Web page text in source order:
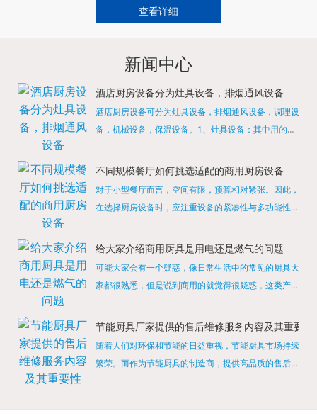
查看详细
新闻中心
酒店厨房设备分为灶具设备，排烟通风设备
酒店厨房设备可分为灶具设备，排烟通风设备，调理设
备，机械设备，保温设备。1、灶具设备：其中用的较
缺少的，经过相关检测证明的合格设备才能进行使用，
不同规模餐厅如何挑选适配的商用厨房设备
对于小型餐厅而言，空间有限，预算相对紧张。因此，
在选择厨房设备时，应注重设备的紧凑性与多功能性。
烹饪设备，既能节省空间，又能满足多样化的烹饪需
给大家介绍商用厨具是用电还是燃气的问题
可能大家会有一个疑惑，像日常生活中的常见的厨具大
家都很熟悉，但是说到商用的就觉得很疑惑，这类产品
店用的就是商用的吗?还真别说，真被大家猜对了，这
节能厨具厂家提供的售后维修服务内容及其重要性
随着人们对环保和节能的日益重视，节能厨具市场持续
繁荣。而作为节能厨具的制造商，提供高品质的售后维